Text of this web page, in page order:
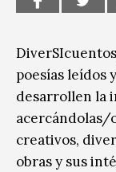
Medio
Música
Sin categoría
poesías leídos
desarrollen la
acercándolas/
creativos,
obras y sus